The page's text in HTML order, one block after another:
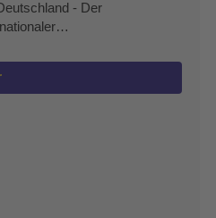
- Der